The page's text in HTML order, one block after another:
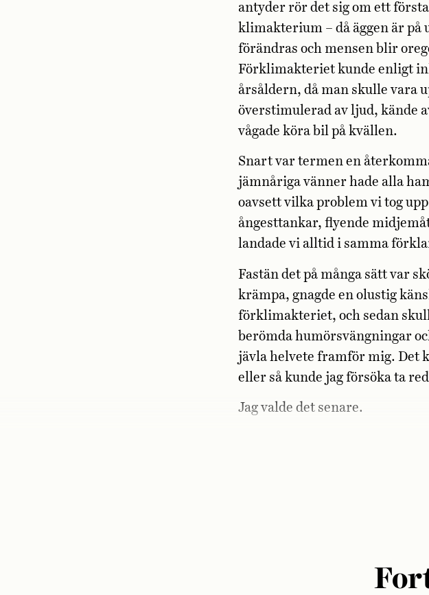
antyder rör det sig om ett
klimakterium – då äggen är
förändras och mensen blir
Förklimakteriet kunde enligt
årsåldern, då man skulle vara
överstimulerad av ljud, kände
vågade köra bil på kvällen.
Snart var termen en
jämnåriga vänner hade alla
oavsett vilka problem vi tog
ångesttankar, flyende
landade vi alltid i samma
Fastän det på många sätt var
krämpa, gnagde en olustig
förklimakteriet, och sedan
berömda humörsvängningar
jävla helvete framför mig. Det
eller så kunde jag försöka ta
Jag valde det senare.